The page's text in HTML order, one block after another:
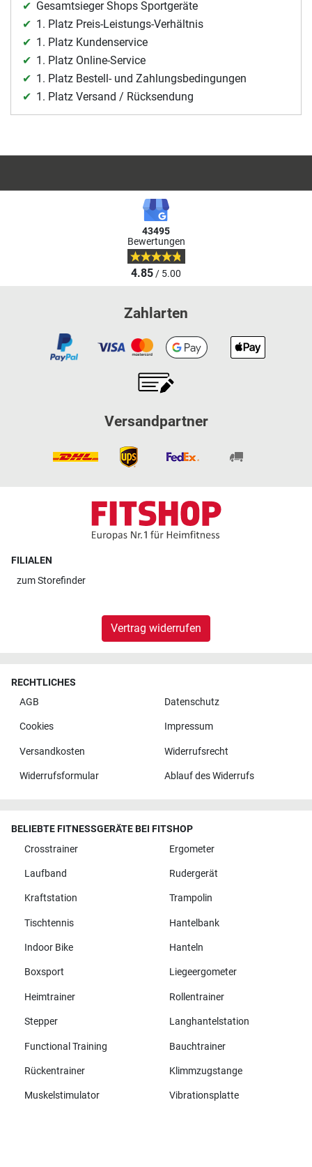
Gesamtsieger Shops Sportgeräte
1. Platz Preis-Leistungs-Verhältnis
1. Platz Kundenservice
1. Platz Online-Service
1. Platz Bestell- und Zahlungsbedingungen
1. Platz Versand / Rücksendung
43495
Bewertungen
4.85/ 5.00
Zahlarten
Versandpartner
FILIALEN
zumStorefinder
Vertrag widerrufen
RECHTLICHES
AGB
Datenschutz
Cookies Impressum
Versandkosten Widerrufsrecht
Widerrufsformular Ablauf des Widerrufs
BELIEBTE FITNESSGERÄTE BEI FITSHOP
Crosstrainer
Ergometer
Laufband Rudergerät
Kraftstation Trampolin
Tischtennis Hantelbank
Indoor Bike Hanteln
Boxsport Liegeergometer
Heimtrainer Rollentrainer
Stepper Langhantelstation
Functional Training Bauchtrainer
Rückentrainer Klimmzugstange
Muskelstimulator Vibrationsplatte